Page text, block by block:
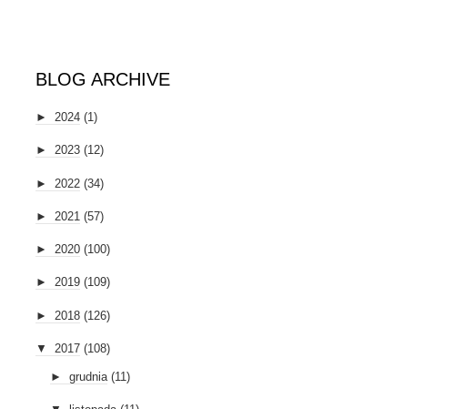
BLOG ARCHIVE
► 2024 (1)
► 2023 (12)
► 2022 (34)
► 2021 (57)
► 2020 (100)
► 2019 (109)
► 2018 (126)
▼ 2017 (108)
► grudnia (11)